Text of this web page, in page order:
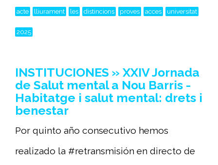
acte lliurament les distincions proves acces universitat
2025
INSTITUCIONES » XXIV Jornada
de Salut mental a Nou Barris -
Habitatge i salut mental: drets i
benestar
Por quinto año consecutivo hemos
realizado la #retransmisión en directo de